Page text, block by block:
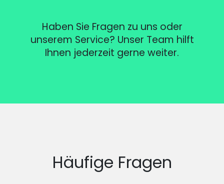
Haben Sie Fragen zu uns oder
unserem Service? Unser Team hilft
Ihnen jederzeit gerne weiter.
Häufige Fragen